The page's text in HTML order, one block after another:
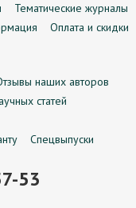
Тематические журналы
Оплата и скидки
наших авторов
статей
Спецвыпуски
53